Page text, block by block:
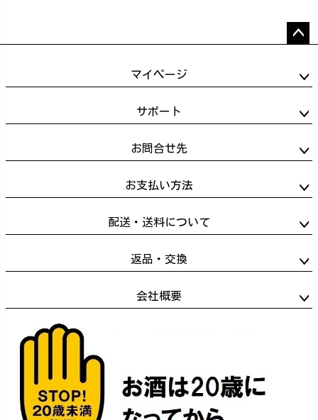
ップ
マイページ
サポート
お問合せ先
お支払い方法
配送・送料について
返品・交換
会社概要